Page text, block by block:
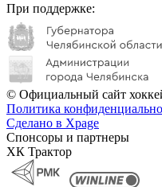
При поддержке:
© Официальный сайт
Политика
Сделано в Xpage
Спонсоры и партнеры
ХК Трактор